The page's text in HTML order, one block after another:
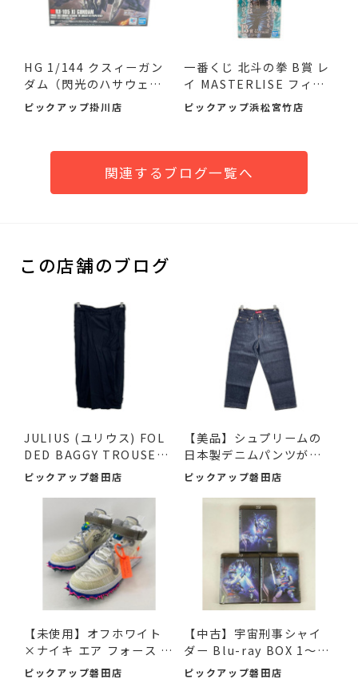
HG 1/144 クスィーガン
ダム（閃光のハサウェ
イ）が...
ピックアップ掛川店
一番くじ 北斗の拳 B賞 レ
イ MASTERLISE フィギ
ュ...
ピックアップ浜松宮竹店
関連するブログ一覧へ
この店舗のブログ
JULIUS (ユリウス) FOL
DED BAGGY TROUSERS
ブラッ...
ピックアップ磐田店
【美品】シュプリームの
日本製デニムパンツが入
荷...
ピックアップ磐田店
【未使用】オフホワイト
×ナイキ エア フォース 1
M...
ピックアップ磐田店
【中古】宇宙刑事シャイ
ダー Blu-ray BOX 1～3
デ...
ピックアップ磐田店